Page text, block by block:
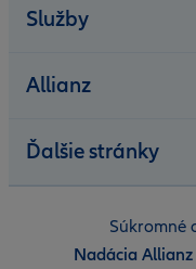
Služby
Allianz
Ďalšie stránky
Súkromné
Nadácia